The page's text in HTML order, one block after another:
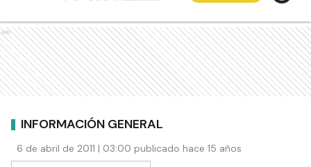
Ads
INFORMACIÓN GENERAL
6 de abril de 2011 | 03:00 publicado hace 15 años